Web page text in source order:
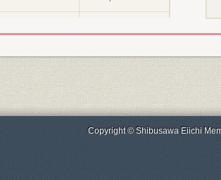
p8
p15
p15
Copyright © Shibusawa Eiichi